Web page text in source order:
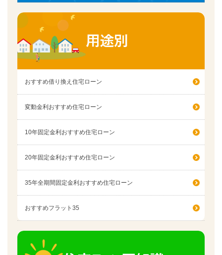
おすすめ借り換え住宅ローン
変動金利おすすめ住宅ローン
10年固定金利おすすめ住宅ローン
20年固定金利おすすめ住宅ローン
35年全期間固定金利おすすめ住宅ローン
おすすめフラット35